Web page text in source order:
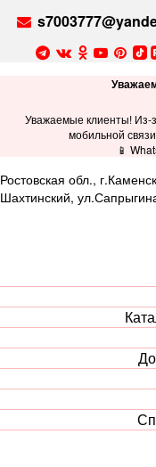
Уважаемые клиенты! Из-
мобильной
📱
Ростовская обл.,
Шахтинский,